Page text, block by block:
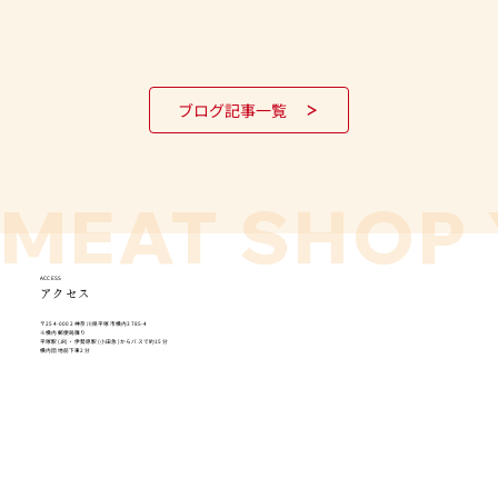
ブログ記事一覧
MEAT
ACCESS
アクセス
〒254-0002 神奈川県平塚市横内3785-4
​※横内郵便局隣り
平塚駅(JR)・伊勢原駅(小田急)からバスで約15分
横内団地前下車2分